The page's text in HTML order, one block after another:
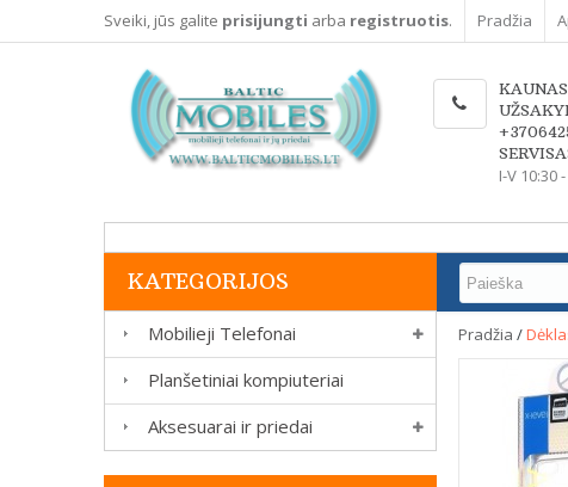
Sveiki, jūs galite prisijungti arba registruotis. Pradžia
I-V 10:30
KATEGORIJOS
Mobilieji Telefonai
Planšetiniai kompiuteriai
Aksesuarai ir priedai
Pradžia /